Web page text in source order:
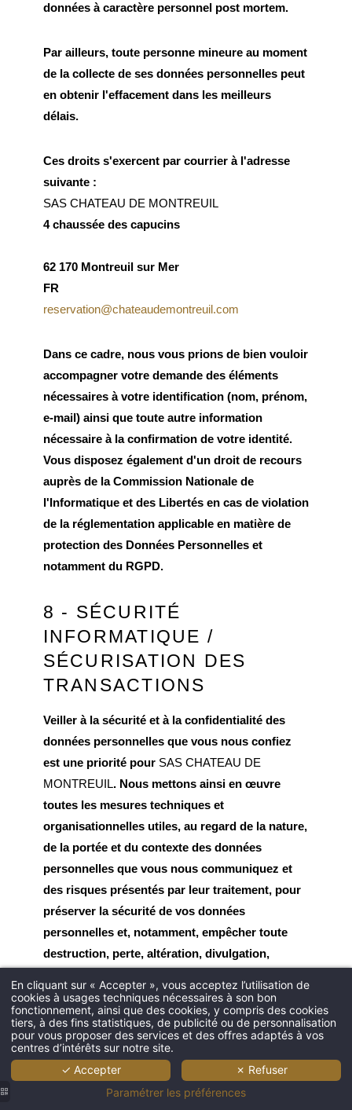
données à caractère personnel post mortem.
Par ailleurs, toute personne mineure au moment
de la collecte de ses données personnelles peut
en obtenir l'effacement dans les meilleurs
délais.
Ces droits s'exercent par courrier à l'adresse
suivante :
SAS CHATEAU DE MONTREUIL
4 chaussée des capucins
62 170 Montreuil sur Mer
FR
reservation@chateaudemontreuil.com
Dans ce cadre, nous vous prions de bien vouloir
accompagner votre demande des éléments
nécessaires à votre identification (nom, prénom,
e-mail) ainsi que toute autre information
nécessaire à la confirmation de votre identité.
Vous disposez également d'un droit de recours
auprès de la Commission Nationale de
l'Informatique et des Libertés en cas de violation
de la réglementation applicable en matière de
protection des Données Personnelles et
notamment du RGPD.
8 - SÉCURITÉ
INFORMATIQUE /
SÉCURISATION DES
TRANSACTIONS
Veiller à la sécurité et à la confidentialité des
données personnelles que vous nous confiez
est une priorité pour SAS CHATEAU DE
MONTREUIL. Nous mettons ainsi en œuvre
toutes les mesures techniques et
organisationnelles utiles, au regard de la nature,
de la portée et du contexte des données
personnelles que vous nous communiquez et
des risques présentés par leur traitement, pour
préserver la sécurité de vos données
personnelles et, notamment, empêcher toute
destruction, perte, altération, divulgation,
de manière accidentelle ou illicite.
Nous vous proposons un système de paiement
en ligne sécurisé grâce aux dernières
technologies en vigueur.
En cliquant sur « Accepter », vous acceptez l’utilisation de
cookies à usages techniques nécessaires à son bon
fonctionnement, ainsi que des cookies, y compris des cookies
tiers, à des fins statistiques, de publicité ou de personnalisation
pour vous proposer des services et des offres adaptés à vos
centres d’intérêts sur notre site.
✓ Accepter
✗ Refuser
Paramétrer les préférences